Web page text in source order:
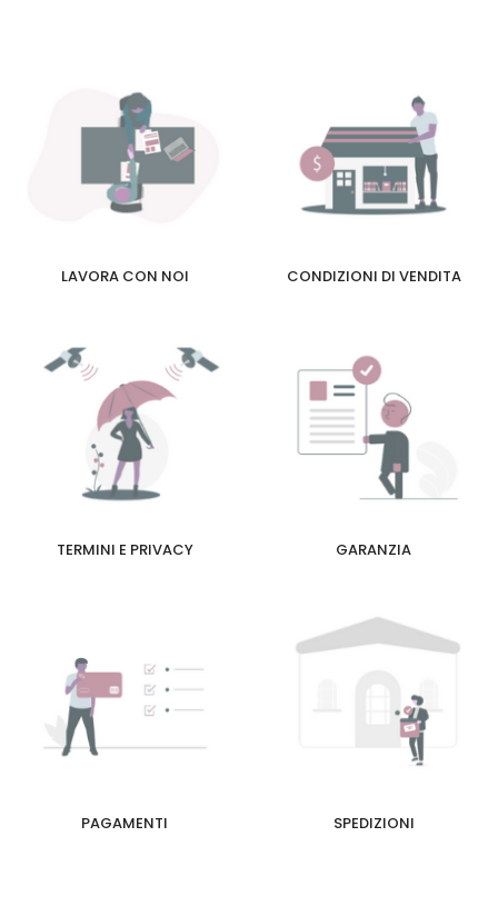
LAVORA CON NOI CONDIZIONI DI VENDITA
TERMINI E PRIVACY GARANZIA
PAGAMENTI SPEDIZIONI